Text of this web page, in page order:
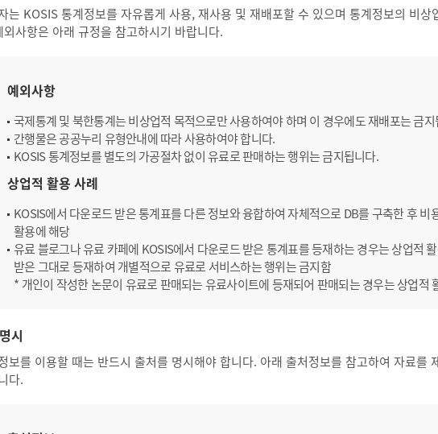
는 KOSIS 통계정보를 자유롭게 사용, 재사용 및 재배포할 수 있으며 통계정보의 비
외사항은 아래 규정을 참고하시기 바랍니다.
예외사항
국제통계 및 북한통계는 비상업적 목적으로만 사용하여야 하며 이 경우에도 재배포는 금
간행물은 공공누리 유형안내에 따라 사용하여야 합니다.
KOSIS 통계정보를 별도의 가공절차 없이 유료로 판매하는 행위는 금지됩니다.
상업적 활용 사례
KOSIS에서 다운로드 받은 통계표를 다른 정보와 융합하여 자체적으로 DB를 구축한 후 비
활용에 해당
유료 블로그나 유료 카페에 KOSIS에서 다운로드 받은 통계표를 등재하는 경우는 상업적
받은 그대로 등재하여 개별적으로 유료로 서비스하는 행위는 금지함
* 개인이 작성한 논문이 유료로 판매되는 유료사이트에 등재되어 판매되는 경우는 상업적
시
보를 이용할 때는 반드시 출처를 명시해야 합니다. 아래 출처정보를 참고하여 자료를
다.